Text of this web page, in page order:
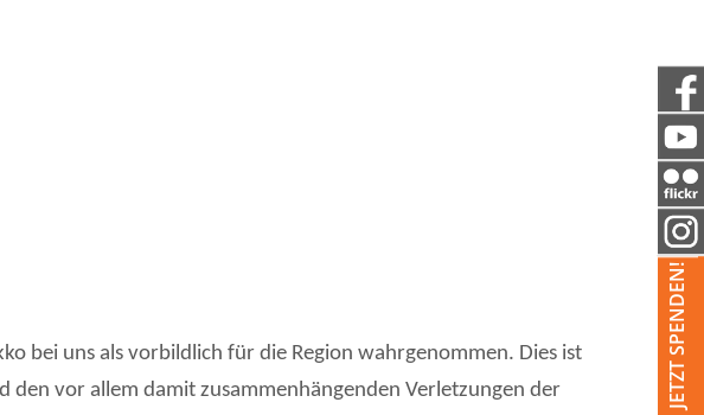
JETZT SPENDEN!
bei uns als vorbildlich für die Region wahrgenommen. Dies ist
den vor allem damit zusammenhängenden Verletzungen der